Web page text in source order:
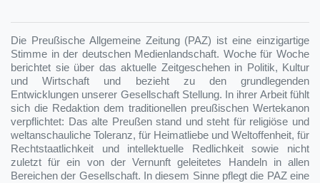
Die Preußische Allgemeine Zeitung (PAZ) ist eine einzigartige
Stimme in der deutschen Medienlandschaft. Woche für Woche
berichtet sie über das aktuelle Zeitgeschehen in Politik, Kultur
und Wirtschaft und bezieht zu den grundlegenden
Entwicklungen unserer Gesellschaft Stellung. In ihrer Arbeit fühlt
sich die Redaktion dem traditionellen preußischen Wertekanon
verpflichtet: Das alte Preußen stand und steht für religiöse und
weltanschauliche Toleranz, für Heimatliebe und Weltoffenheit, für
Rechtstaatlichkeit und intellektuelle Redlichkeit sowie nicht
zuletzt für ein von der Vernunft geleitetes Handeln in allen
Bereichen der Gesellschaft. In diesem Sinne pflegt die PAZ eine